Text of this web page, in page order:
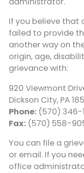
If you believe that
failed to provide
another way on
origin, age,
grievance with:
920 Viewmont
Dickson City, PA
Phone: (570) 346-
Fax: (570) 558-
You can file a
or email. If you
office